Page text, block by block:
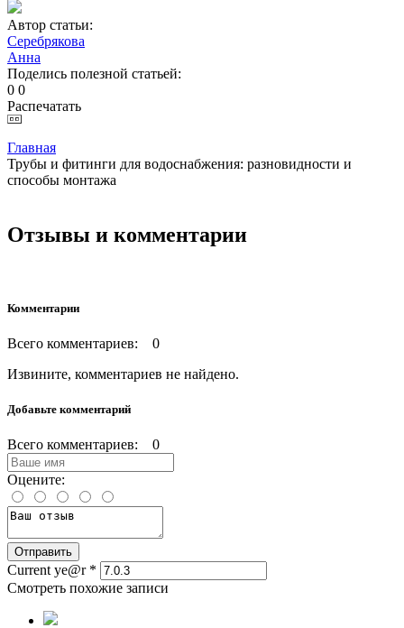
Автор статьи:
Серебрякова
Анна
Поделись полезной статьей:
0 0
Распечатать
Главная
Трубы и фитинги для водоснабжения: разновидности и
способы монтажа
Отзывы и комментарии
Комментарии
Всего комментариев: 0
Извините, комментариев не найдено.
Добавьте комментарий
Всего комментариев: 0
Оцените:
Current ye@r *
Смотреть похожие записи